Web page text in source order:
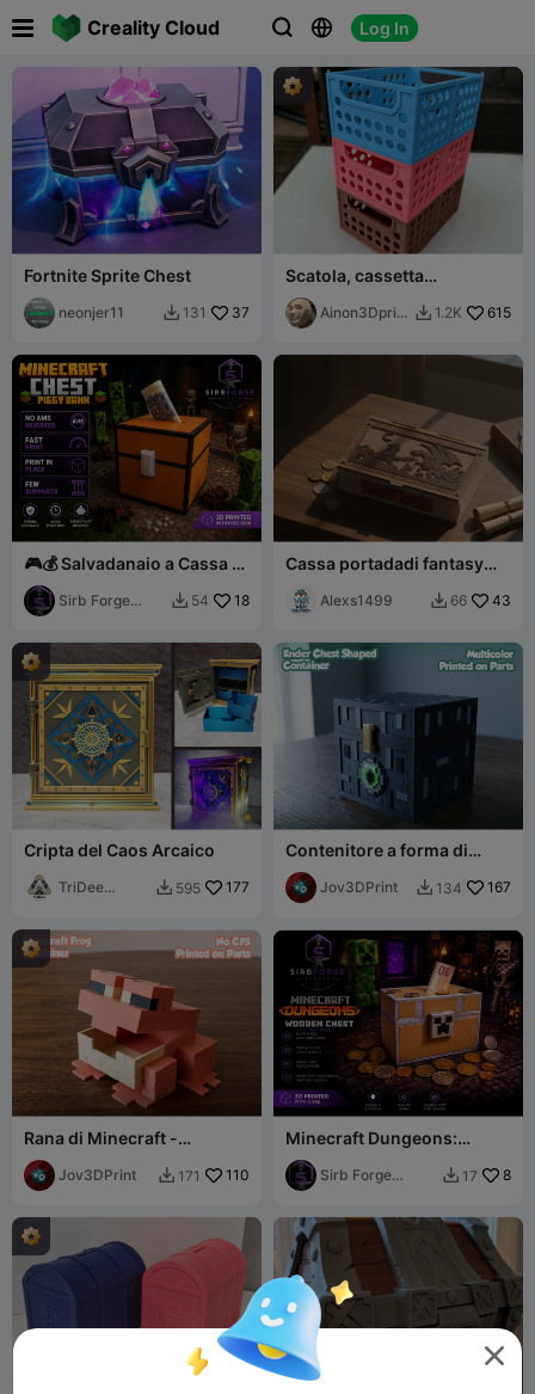
Creality Cloud   Log In
 
Fortnite Sprite Chest
neonjer11  131 37
Scatola, cassetta
160x120x70
Ainon3Dprint  1.2K 615
🎮💰 Salvadanaio a Cassa di
Minecraft 💰🎮
Sirb Forge
 54 18
Cassa portadadi fantasy
Chiusura magnetica
Alexs1499  66 43
Cripta del Caos Arcaico
TriDee
 595 177
Contenitore a forma di
cassa dell'End -
Multicolore
Jov3DPrint  134 167
Rana di Minecraft -
Contenitore - NO CFS
Jov3DPrint  171 110
Minecraft Dungeons:
Salvadanaio a Forma di
Cassa di Legno
Sirb Forge
 17 8
